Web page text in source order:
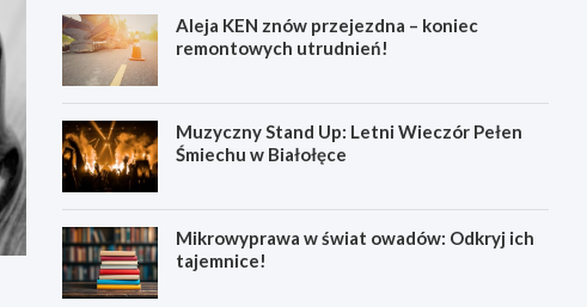
Aleja KEN znów przejezdna – koniec
remontowych utrudnień!
Muzyczny Stand Up: Letni Wieczór Pełen
Śmiechu w Białołęce
Mikrowyprawa w świat owadów: Odkryj ich
tajemnice!